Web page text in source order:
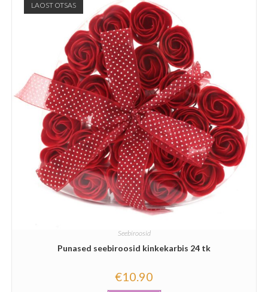
LAOST OTSAS
Seebiroosid
Punased seebiroosid kinkekarbis 24 tk
€10.90